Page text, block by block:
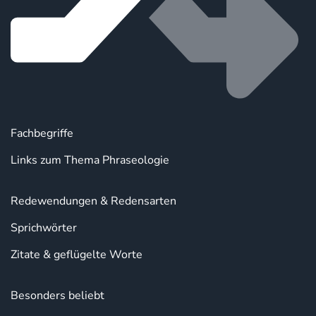
Fachbegriffe
Links zum Thema Phraseologie
Redewendungen & Redensarten
Sprichwörter
Zitate & geflügelte Worte
Besonders beliebt